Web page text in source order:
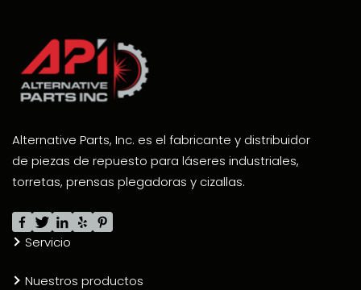
Alternative Parts, Inc. es el fabricante y distribuidor
de piezas de repuesto para láseres industriales,
torretas, prensas plegadoras y cizallas.
Servicio
Nuestros productos